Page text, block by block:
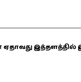
ஏதாவது